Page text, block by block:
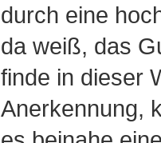
durch eine
da weiß, das
finde in dieser
Anerkennung,